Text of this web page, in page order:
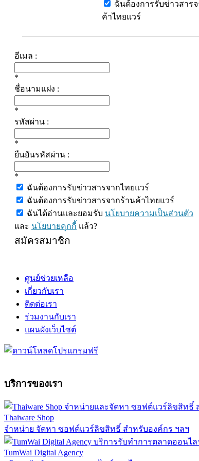
ฉันต้องการรับข่าวสาร
ค้าไทยแวร์
อีเมล :
*
ชื่อนามแฝง :
*
รหัสผ่าน :
*
ยืนยันรหัสผ่าน :
*
ฉันต้องการรับข่าวสารจากไทยแวร์
ฉันต้องการรับข่าวสารจากร้านค้าไทยแวร์
ฉันได้อ่านและยอมรับ นโยบายความเป็นส่วนตัว
และ นโยบายคุกกี้ แล้ว?
สมัครสมาชิก
ศูนย์ช่วยเหลือ
เกี่ยวกับเรา
ติดต่อเรา
ร่วมงานกับเรา
แผนผังเว็บไซต์
บริการของเรา
Thaiware Shop
จำหน่าย จัดหา ซอฟต์แวร์ลิขสิทธิ์ สำหรับองค์กร ฯลฯ
TumWai Digital Agency